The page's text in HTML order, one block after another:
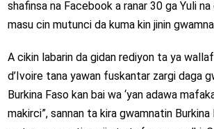
shafinsa na Facebook a ranar 30 ga Yuli
masu cin mutunci da kuma kin jinin
A cikin labarin da gidan rediyon ta ya
d’Ivoire tana yawan fuskantar zargi daga
Burkina Faso kan bai wa ‘yan adawa
makirci”, sannan ta kira gwamnatin Burkina